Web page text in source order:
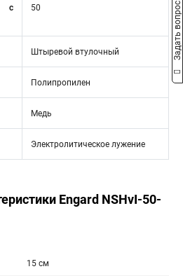
с
50
Штыревой втулочный
Полипропилен
Медь
Электролитическое лужение
Engard NSHvI-50-
15 см
Задать вопрос